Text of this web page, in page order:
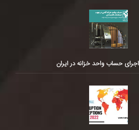
حساب واحد خزانه در ایران